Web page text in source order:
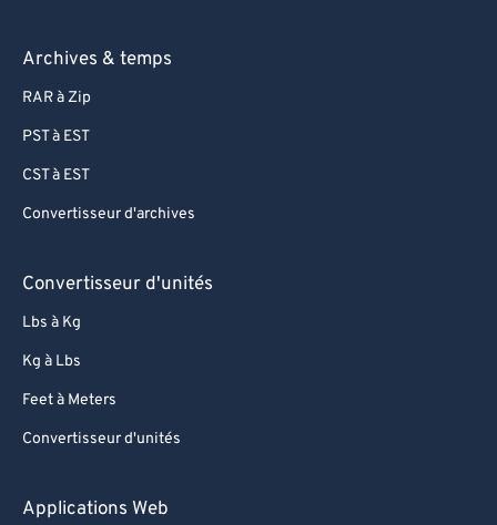
Archives & temps
RAR à Zip
PST à EST
CST à EST
Convertisseur d'archives
Convertisseur d'unités
Lbs à Kg
Kg à Lbs
Feet à Meters
Convertisseur d'unités
Applications Web